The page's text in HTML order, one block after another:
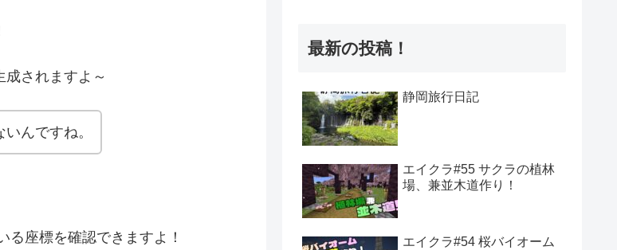
されますよ～
んですね。
座標を確認できますよ！
最新の投稿！
静岡旅行日記
エイクラ#55 サクラの植林
場、兼並木道作り！
エイクラ#54 桜バイオーム